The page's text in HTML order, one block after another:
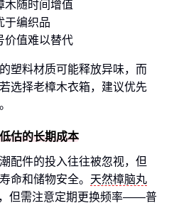
木随时间增值
于编织品
价值难以替代
塑料材质可能释放异味，而
选择老樟木衣箱，建议优先
估的长期成本
配件的投入往往被忽视，但
命和储物安全。 天然樟脑丸
但需注意定期更换频率——普